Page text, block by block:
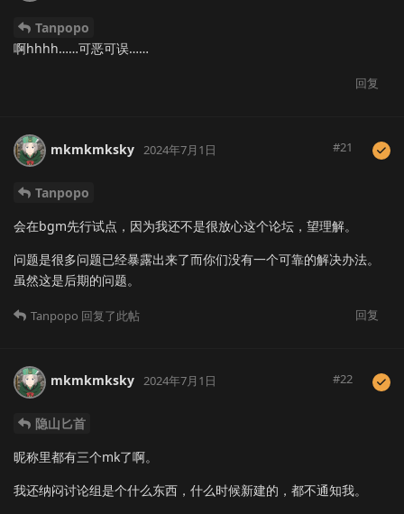
Tanpopo
啊hhhh……可恶可误……
回复
mkmkmksky 2024年7月1日 #21
Tanpopo
会在bgm先行试点，因为我还不是很放心这个论坛，望理解。
问题是很多问题已经暴露出来了而你们没有一个可靠的解决办法。
虽然这是后期的问题。
回复
Tanpopo 回复了此帖
mkmkmksky 2024年7月1日 #22
隐山匕首
昵称里都有三个mk了啊。
我还纳闷讨论组是个什么东西，什么时候新建的，都不通知我。